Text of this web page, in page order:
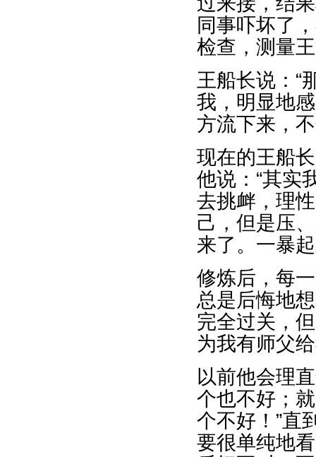
同事吓坏了
检查，测量
王船长说：“
我，明显地
方流下来，
现在的王船
他说：“其实
去挑衅，理
己，但是压
来了。一暴
修炼后，每
总是后悔地
完全过关，
为我有师父
以前他会理
个也不好；
个不好！”直
要很单纯地